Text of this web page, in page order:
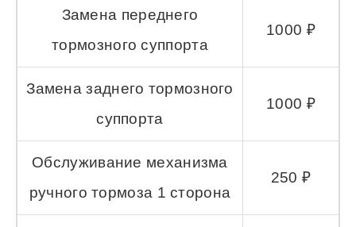
Замена переднего
тормозного суппорта
1000 ₽
Замена заднего тормозного
суппорта
1000 ₽
Обслуживание механизма
ручного тормоза 1 сторона
250 ₽